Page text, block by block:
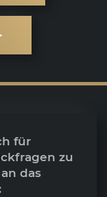
für
zu
das